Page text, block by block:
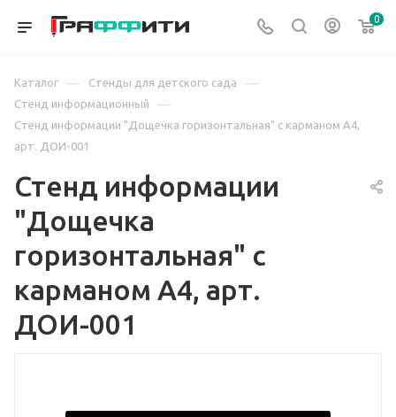
0
Каталог — Стенды для детского сада —
Стенд информационный —
Стенд информации "Дощечка горизонтальная" с карманом А4,
арт. ДОИ-001
Стенд информации
"Дощечка
горизонтальная" с
карманом А4, арт.
ДОИ-001